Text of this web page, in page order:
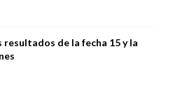
de la fecha 15 y la